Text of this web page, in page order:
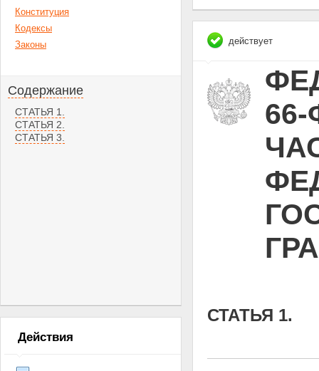
Конституция
Кодексы
Законы
Содержание
СТАТЬЯ 1.
СТАТЬЯ 2.
СТАТЬЯ 3.
Действия
действует
СТАТЬЯ 1.